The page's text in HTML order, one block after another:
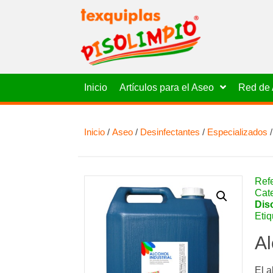
Inicio Artículos para el Aseo Red de
Inicio/ Aseo/ Desinfectantes / Especializados /
El